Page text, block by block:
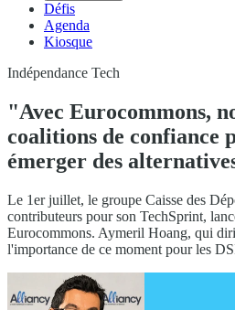
Défis
Agenda
Kiosque
Indépendance Tech
"Avec Eurocommons,
coalitions de confiance
émerger des
Le 1er juillet, le groupe Caisse des
contributeurs pour son TechSprint,
Eurocommons. Aymeril Hoang, qui
l'importance de ce moment pour les